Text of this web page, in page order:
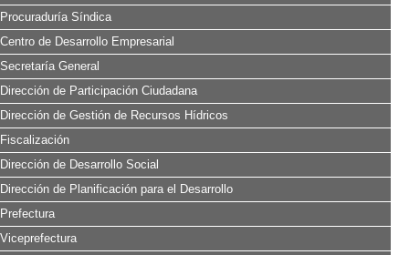
Procuraduría Síndica
Centro de Desarrollo Empresarial
Secretaría General
Dirección de Participación Ciudadana
Dirección de Gestión de Recursos Hídricos
Fiscalización
Dirección de Desarrollo Social
Dirección de Planificación para el Desarrollo
Prefectura
Viceprefectura